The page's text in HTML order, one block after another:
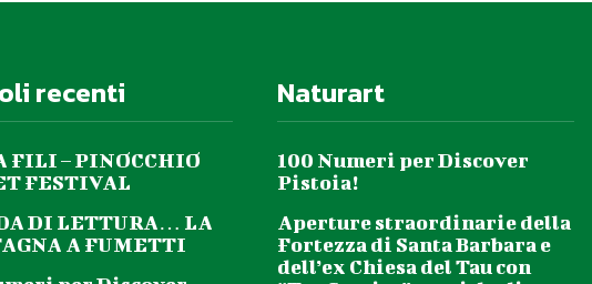
recenti
FILI – PINOCCHIO
FESTIVAL
DI LETTURA… LA
A FUMETTI
Naturart
100 Numeri per Discover
Pistoia!
Aperture straordinarie della
Fortezza di Santa Barbara e
dell’ex Chiesa del Tau con